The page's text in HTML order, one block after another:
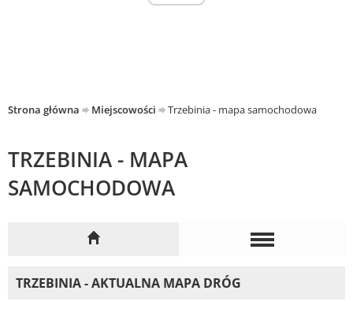
Strona główna Miejscowości Trzebinia - mapa samochodowa
TRZEBINIA - MAPA
SAMOCHODOWA
TRZEBINIA - AKTUALNA MAPA DRÓG